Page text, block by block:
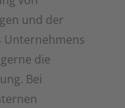
und der
die
Bei